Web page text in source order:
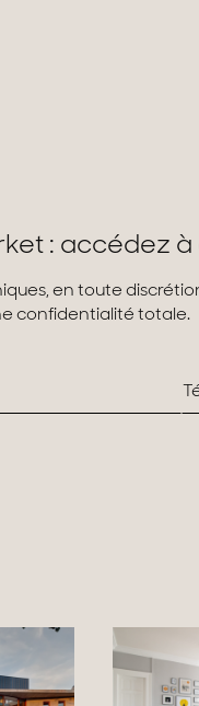
: accédez à
en toute
confidentialité totale.